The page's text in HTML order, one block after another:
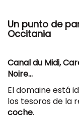
Un punto de
Occitania
Canal du Midi,
Noire...
El domaine está
los tesoros de la
coche.